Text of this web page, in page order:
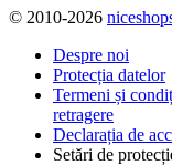
© 2010-2026
Despre noi
Protecția datelor
Termeni și
retragere
Declarația de
Setări de